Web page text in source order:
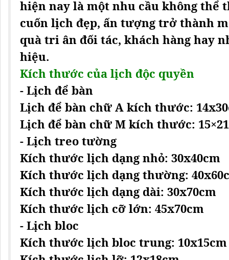
Kích thước lịch cỡ lớn: 45x70cm
- Lịch bloc
Kích thước lịch bloc trung: 10x15cm
Kích thước lịch lỡ: 12x18cm
Kích thước lịch đại: 14.5×20.5cm
Kích thước lịch đại đặc biệt:
Kích thước lịch siêu đại: 20x30cm
Kích thước lịch cực đại: 25x35cm
Kích thước lịch siêu cực đại:
Ngoài ra, Việt In bảo còn nhận in
MỘT VÀI MẪU LỊCH